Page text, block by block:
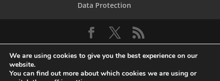
Data Protection
We are using cookies to give you the best experience on our
website.
You can find out more about which cookies we are using or